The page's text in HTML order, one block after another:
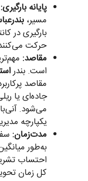
پایانه بارگیری:
مسیر،
بارگیری در
حرکت
مقاصد:
است. بندر
مقاصد
جاده‌ای یا
می‌شود.
یکپارچه
مدت‌زمان:
به‌طور
احتساب
کل زمان تحویل حدود ۱۵ تا